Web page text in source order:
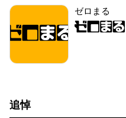
ゼロまる
追悼